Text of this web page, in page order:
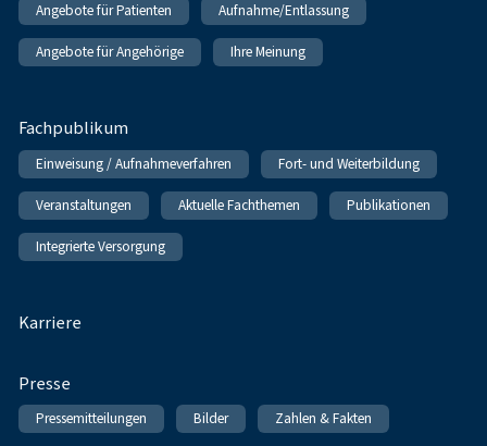
Angebote für Patienten Aufnahme/Entlassung
Angebote für Angehörige Ihre Meinung
Fachpublikum
Einweisung / Aufnahmeverfahren Fort- und Weiterbildung
Veranstaltungen Aktuelle Fachthemen Publikationen
Integrierte Versorgung
Karriere
Presse
Pressemitteilungen Bilder Zahlen & Fakten